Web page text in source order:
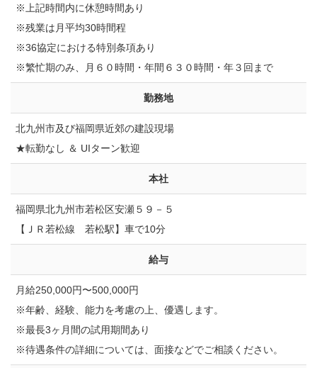
※上記時間内に休憩時間あり
※残業は月平均30時間程
※36協定における特別条項あり
※繁忙期のみ、月６０時間・年間６３０時間・年３回まで
勤務地
北九州市及び福岡県近郊の建設現場
★転勤なし ＆ UIターン歓迎
本社
福岡県北九州市若松区安瀬５９－５
【ＪＲ若松線 若松駅】車で10分
給与
月給250,000円〜500,000円
※年齢、経験、能力を考慮の上、優遇します。
※最長3ヶ月間の試用期間あり
※待遇条件の詳細については、面接などでご相談ください。